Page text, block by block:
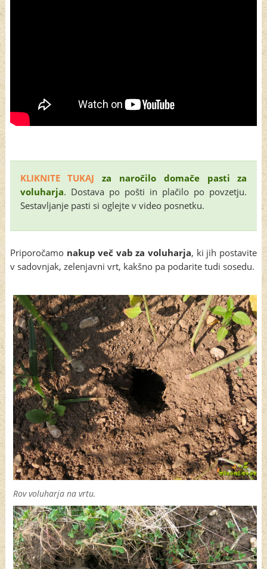
KLIKNITE TUKAJza naročilo domače pasti za
voluharja. Dostava po pošti in plačilo po povzetju.
Sestavljanje pasti si oglejte v video posnetku.
Priporočamo nakup več vab za voluharja, ki jih postavite
v sadovnjak, zelenjavni vrt, kakšno pa podarite tudi sosedu.
Rov voluharja na vrtu.